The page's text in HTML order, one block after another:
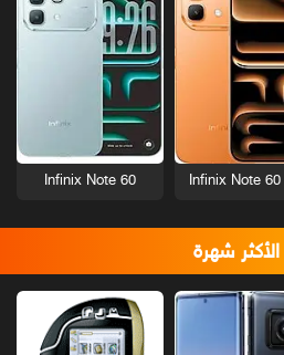
Infinix Note 60
Infinix Note 60
الأكثر شهرة